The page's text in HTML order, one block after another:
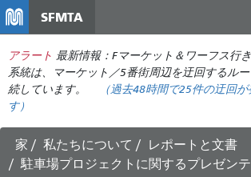
ン
コ
ン
ン
ツ
に
SFMTA
アラート 最新情報：Fマーケット＆ワーフス行
系統は、マーケット／5番街周辺を迂回するル
続しています。
（過去48時間で25件の迂回が
す）
家 私たちについて
レポートと文書
駐車場プロジェクトに関するプレゼン